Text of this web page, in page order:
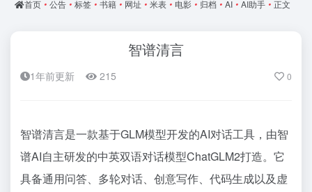
首页 • 公告 • 标签 • 书籍 • 网址 • 米表 • 电影 • 归档 • AI • AI助手 • 正文
智谱清言
1年前更新 215 0
智谱清言是一款基于GLM模型开发的AI对话工具，由智
谱AI自主研发的中英双语对话模型ChatGLM2打造。它
具备通用问答、多轮对话、创意写作、代码生成以及虚